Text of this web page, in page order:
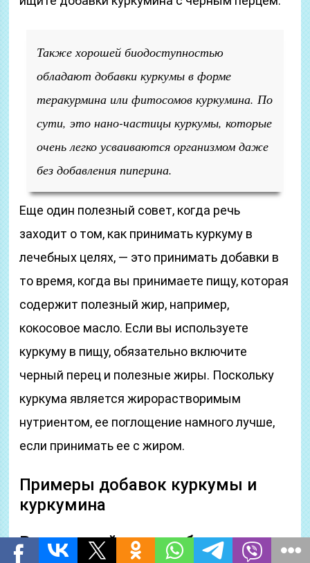
Также хорошей биодоступностью
обладают добавки куркумы в форме
теракурмина или фитосомов куркумина. По
сути, это нано-частицы куркумы, которые
очень легко усваиваются организмом даже
без добавления пиперина.
Еще один полезный совет, когда речь
заходит о том, как принимать куркуму в
лечебных целях, — это принимать добавки в
то время, когда вы принимаете пищу, которая
содержит полезный жир, например,
кокосовое масло. Если вы используете
куркуму в пищу, обязательно включите
черный перец и полезные жиры. Поскольку
куркума является жирорастворимым
нутриентом, ее поглощение намного лучше,
если принимать ее с жиром.
Примеры добавок куркумы и
куркумина
Возможный вред добавок